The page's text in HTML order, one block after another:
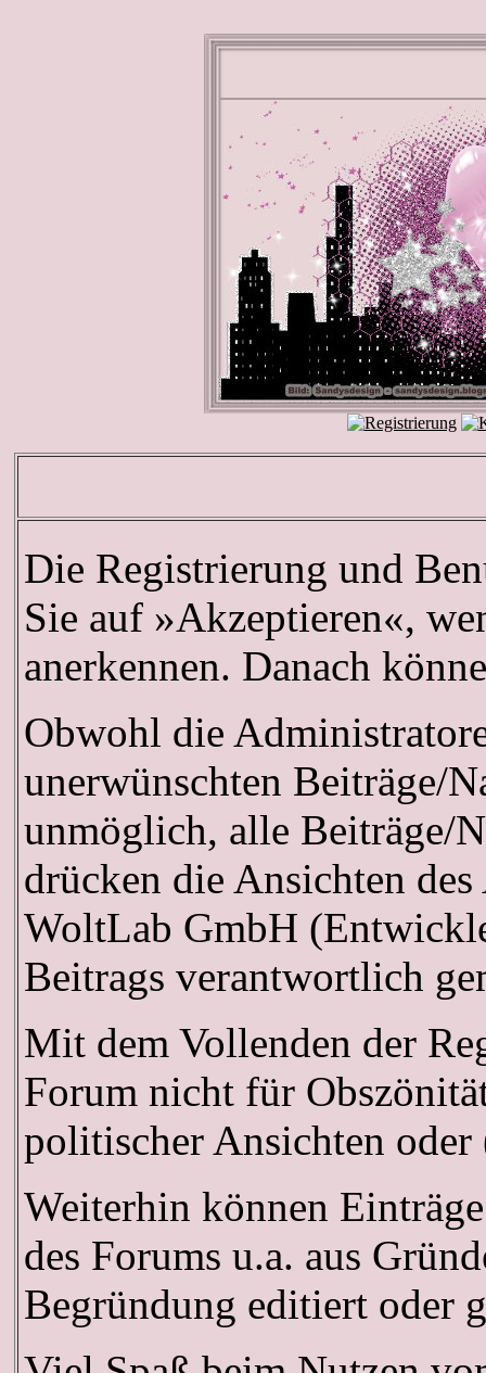
Die Registrierung und
Sie auf »Akzeptieren«,
anerkennen. Danach
Obwohl die
unerwünschten Beiträge/
unmöglich, alle Beiträge/
drücken die Ansichten
WoltLab GmbH
Beitrags verantwortlich
Mit dem Vollenden der
Forum nicht für
politischer Ansichten oder
Weiterhin können
des Forums u.a. aus
Begründung editiert oder